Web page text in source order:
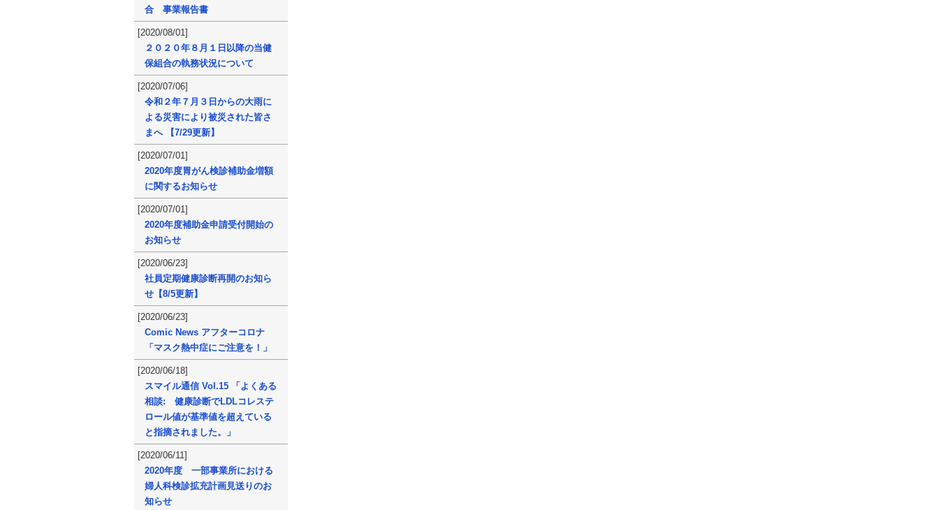
合 事業報告書
[2020/08/01]
２０２０年８月１日以降の当健
保組合の執務状況について
[2020/07/06]
令和２年７月３日からの大雨に
よる災害により被災された皆さ
まへ 【7/29更新】
[2020/07/01]
2020年度胃がん検診補助金増額
に関するお知らせ
[2020/07/01]
2020年度補助金申請受付開始の
お知らせ
[2020/06/23]
社員定期健康診断再開のお知ら
せ【8/5更新】
[2020/06/23]
Comic News アフターコロナ
「マスク熱中症にご注意を！」
[2020/06/18]
スマイル通信 Vol.15 「よくある
相談: 健康診断でLDLコレステ
ロール値が基準値を超えている
と指摘されました。」
[2020/06/11]
2020年度 一部事業所における
婦人科検診拡充計画見送りのお
知らせ